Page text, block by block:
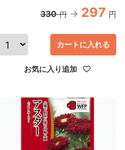
330 円 297 円
カートに入れる
お気に入り追加